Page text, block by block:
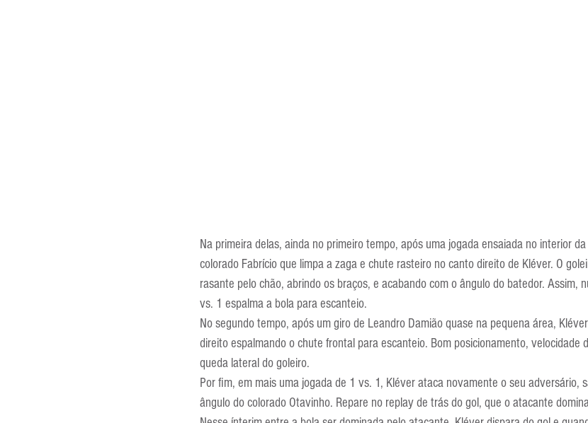
Na primeira delas, ainda no primeiro tempo, após uma jogada ensaiada no interior
colorado Fabrício que limpa a zaga e chute rasteiro no canto direito de Kléver. O
rasante pelo chão, abrindo os braços, e acabando com o ângulo do batedor. Assim,
vs. 1 espalma a bola para escanteio.
No segundo tempo, após um giro de Leandro Damião quase na pequena área,
direito espalmando o chute frontal para escanteio. Bom posicionamento, velocidade
queda lateral do goleiro.
Por fim, em mais uma jogada de 1 vs. 1, Kléver ataca novamente o seu adversário,
ângulo do colorado Otavinho. Repare no replay de trás do gol, que o atacante